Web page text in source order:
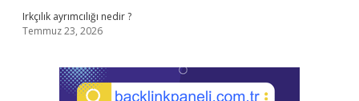
Irkçılık ayrımcılığı nedir ?
Temmuz 23, 2026